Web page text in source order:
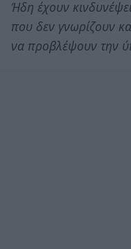
Ήδη έχουν
που δεν γνωρίζουν
να προβλέψουν την